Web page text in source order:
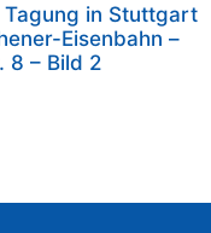
Tagung in Stuttgart
Eisenbahn –
8 – Bild 2